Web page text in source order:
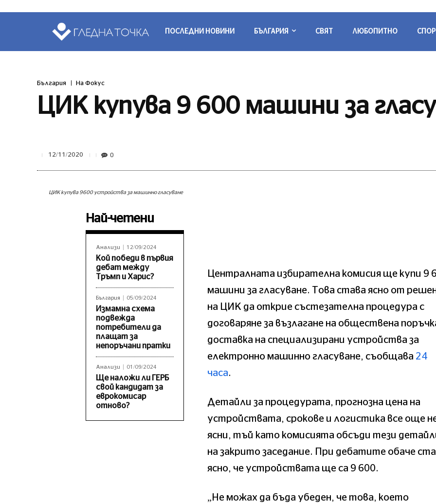
ПОСЛЕДНИ НОВИНИ БЪЛГАРИЯ СВЯТ ЛЮБОПИТНО СПОРТ
България На Фокус
ЦИК купува 9 600 машини за
12/11/2020 0
ЦИК купува 9600 устройства за машинно гласуване
Най-четени
Анализи 12/09/2024
Кой победи в първия
дебат между
Тръмп и Харис?
България 05/09/2024
Измамна схема
подвежда
потребители да
плащат за
непоръчани пратки
Анализи 01/09/2024
Ще наложи ли ГЕРБ
свой кандидат за
еврокомисар
отново?
Централната избирателна комисия ще купи 9
машини за гласуване. Това става ясно от
на ЦИК да открие състезателна процедура с
договаряне за възлагане на обществена
доставка на специализирани устройства за
електронно машинно гласуване, съобщава 24
часа.
Детайли за процедурата, прогнозна цена на
устройствата, срокове и логистика все още
ясни, тъй като комисията обсъди тези
на закрито заседание. При дебатите обаче
ясно, че устройствата ще са 9 600.
„Не можах да бъда убеден, че това, което